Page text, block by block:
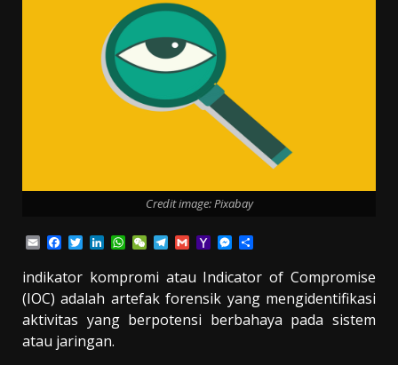
Credit image: Pixabay
EmailFacebook
TwitterLinkedIn
WhatsApp
WeChatTelegram
GmailYahooMessenger
indikator kompromi atau Indicator of Compromise
(IOC) adalah artefak forensik yang mengidentifikasi
aktivitas yang berpotensi berbahaya pada sistem
atau jaringan.